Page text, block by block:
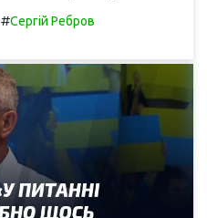
#Сергій Ребров